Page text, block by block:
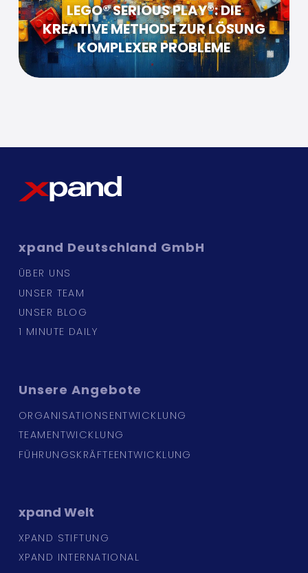
LEGO® SERIOUS PLAY®: DIE
KREATIVE METHODE ZUR LÖSUNG
KOMPLEXER PROBLEME
xpand Deutschland GmbH
ÜBER UNS
UNSER TEAM
UNSER BLOG
1 MINUTE DAILY
UnsereAngebote
ORGANISATIONSENTWICKLUNG
TEAMENTWICKLUNG
FÜHRUNGSKRÄFTEENTWICKLUNG
xpand Welt
XPAND STIFTUNG
XPAND INTERNATIONAL